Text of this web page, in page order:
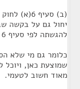
(ב) סעיף
יחול גם על בקשה
להגשתה לפי סעיף 6 לחוק האמור.
כלומר גם מי שלא
מאוד חשוב לטעמי.